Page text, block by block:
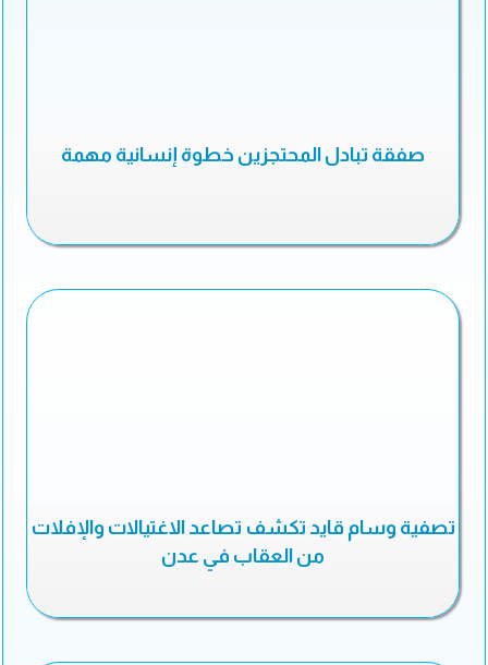
صفقة تبادل المحتجزين خطوة إنسانية مهمة
تصفية وسام قايد تكشف تصاعد الاغتيالات والإفلات
من العقاب في عدن